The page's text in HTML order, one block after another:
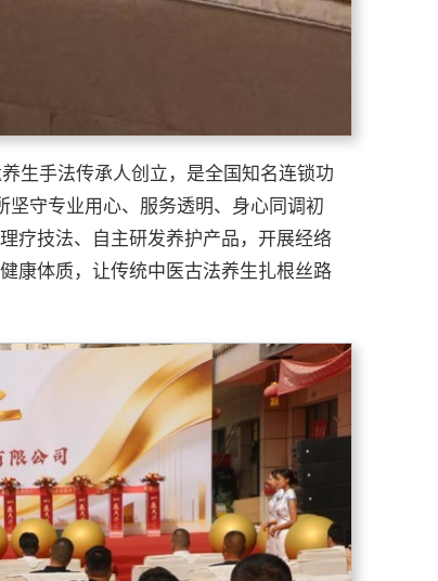
生手法传承人创立，是全国知名连锁功
守专业用心、服务透明、身心同调初
疗技法、自主研发养护产品，开展经络
康体质，让传统中医古法养生扎根丝路